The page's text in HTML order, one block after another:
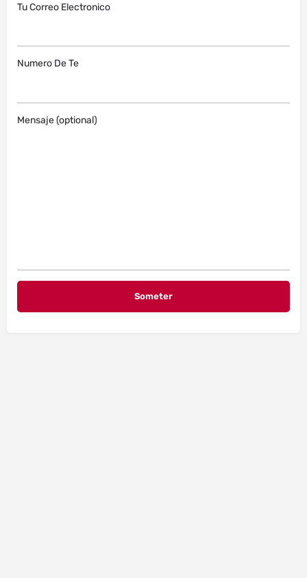
Tu Correo Electronico
Numero De Te
Mensaje (optional)